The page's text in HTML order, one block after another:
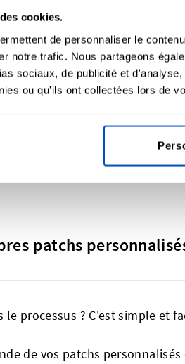
cookies.
de personnaliser le
notre trafic. Nous partageons
sociaux, de publicité et
ou qu'ils ont collectées lors de
33€ pour 5
le plus populaire en tant que
patchs
processus ? C'est simple et
de vos patchs